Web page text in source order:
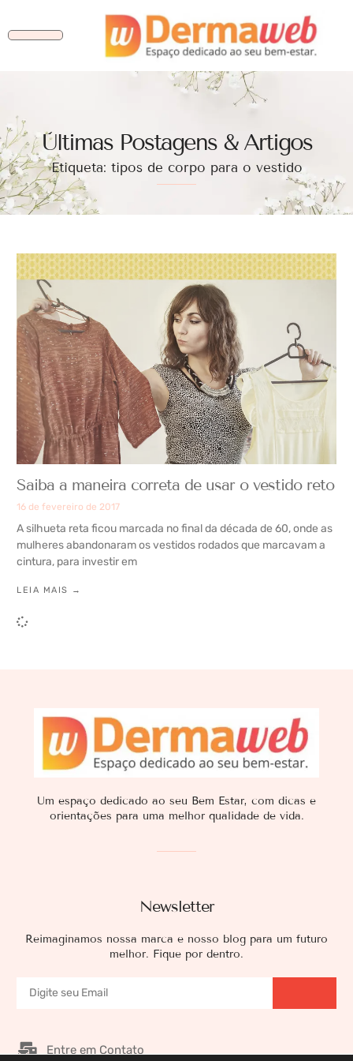
Ùltimas Postagens & Artigos
Etiqueta: tipos de corpo para o vestido
Saiba a maneira correta de usar o vestido reto
16 de fevereiro de 2017
A silhueta reta ficou marcada no final da década de 60, onde as
mulheres abandonaram os vestidos rodados que marcavam a
cintura, para investir em
LEIA MAIS →
Newsletter
Reimaginamos nossa marca e nosso blog para um futuro
melhor. Fique por dentro.
Um espaço dedicado ao seu Bem Estar, com dicas e
orientações para uma melhor qualidade de vida.
Entre em Contato